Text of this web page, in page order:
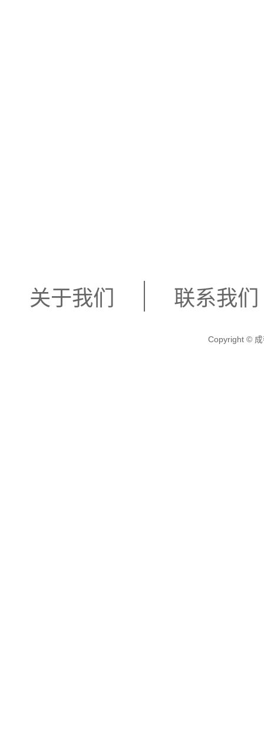
关于我们 联系我们
Copyright © 成